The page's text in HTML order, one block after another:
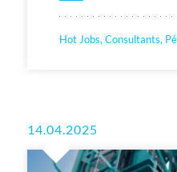
14.04.2025